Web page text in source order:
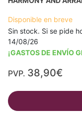
Disponible en breve
Sin stock. Si se pide
14/08/26
¡GASTOS DE ENVÍO
PVP. 38,90€